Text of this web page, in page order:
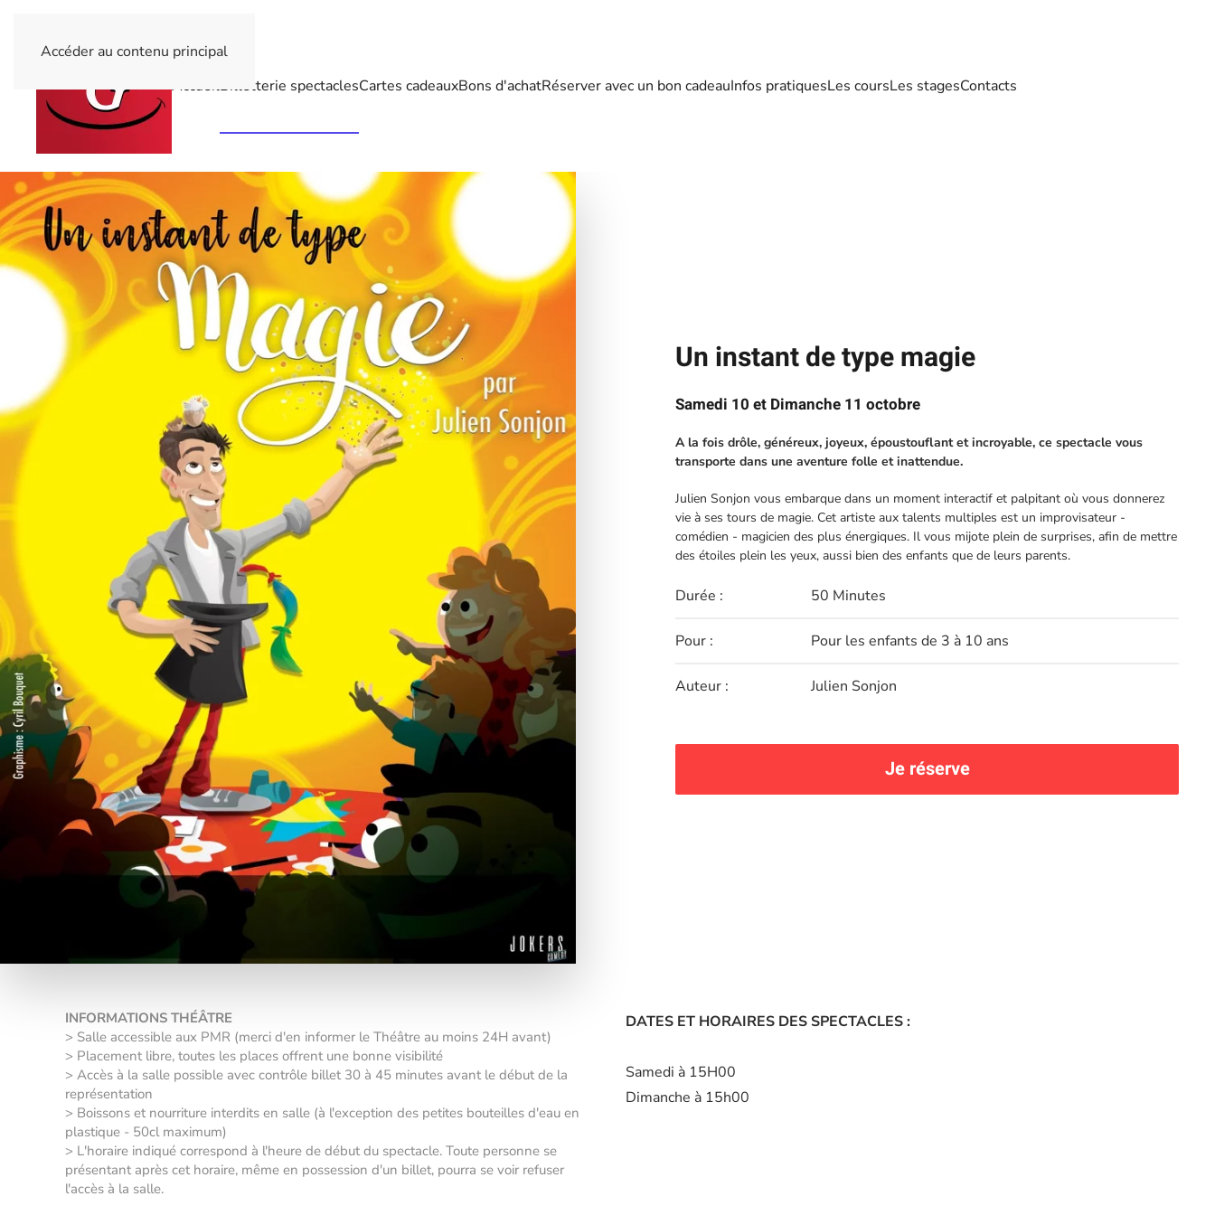
Accéder au contenu principal
AccueilBilletterie spectaclesCartes cadeauxBons d'achatRéserver avec un bon cadeauInfos pratiquesLes coursLes stagesContacts
Un instant de type magie
Samedi 10 et Dimanche 11 octobre
A la fois drôle, généreux, joyeux, époustouflant et incroyable, ce spectacle vous
transporte dans une aventure folle et inattendue.
Julien Sonjon vous embarque dans un moment interactif et palpitant où vous donnerez
vie à ses tours de magie. Cet artiste aux talents multiples est un improvisateur -
comédien - magicien des plus énergiques. Il vous mijote plein de surprises, afin de mettre
des étoiles plein les yeux, aussi bien des enfants que de leurs parents.
Durée : 50 Minutes
Pour : Pour les enfants de 3 à 10 ans
Auteur : Julien Sonjon
Je réserve
INFORMATIONS THÉÂTRE
> Salle accessible aux PMR (merci d'en informer le Théâtre au moins 24H avant)
> Placement libre, toutes les places offrent une bonne visibilité
> Accès à la salle possible avec contrôle billet 30 à 45 minutes avant le début de la
représentation
> Boissons et nourriture interdits en salle (à l'exception des petites bouteilles d'eau en
plastique - 50cl maximum)
> L'horaire indiqué correspond à l'heure de début du spectacle. Toute personne se
présentant après cet horaire, même en possession d'un billet, pourra se voir refuser
l'accès à la salle.
DATES ET HORAIRES DES SPECTACLES :
Samedi à 15H00
Dimanche à 15h00